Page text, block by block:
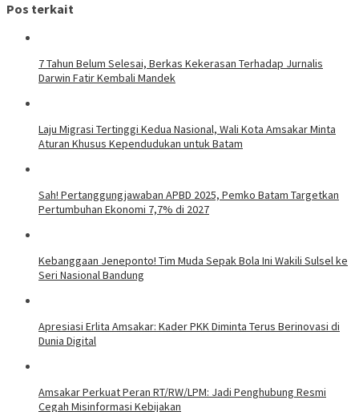
Pos terkait
7 Tahun Belum Selesai, Berkas Kekerasan Terhadap Jurnalis
Darwin Fatir Kembali Mandek
Laju Migrasi Tertinggi Kedua Nasional, Wali Kota Amsakar Minta
Aturan Khusus Kependudukan untuk Batam
Sah! Pertanggungjawaban APBD 2025, Pemko Batam Targetkan
Pertumbuhan Ekonomi 7,7% di 2027
Kebanggaan Jeneponto! Tim Muda Sepak Bola Ini Wakili Sulsel ke
Seri Nasional Bandung
Apresiasi Erlita Amsakar: Kader PKK Diminta Terus Berinovasi di
Dunia Digital
Amsakar Perkuat Peran RT/RW/LPM: Jadi Penghubung Resmi
Cegah Misinformasi Kebijakan